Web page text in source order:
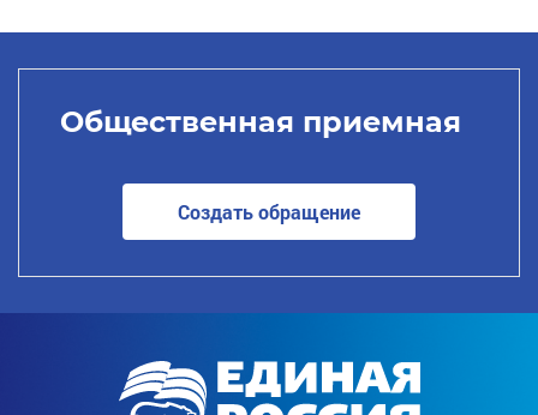
Общественная приемная
Создать обращение